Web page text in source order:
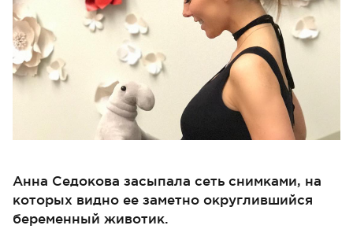
Анна Седокова засыпала сеть снимками, на
которых видно ее заметно округлившийся
беременный животик.